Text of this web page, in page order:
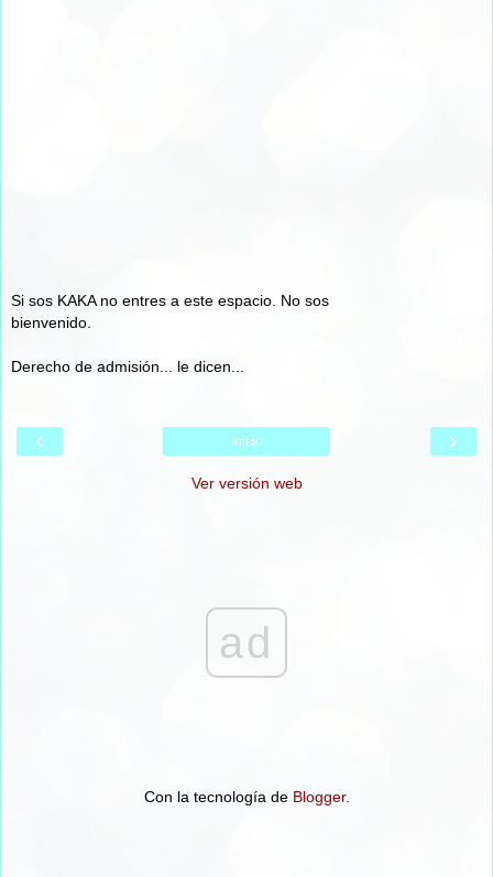
Si sos KAKA no entres a este espacio. No sos
bienvenido.
Derecho de admisión... le dicen...
‹ ›
Inicio
Ver versión web
ad
Con la tecnología de Blogger.